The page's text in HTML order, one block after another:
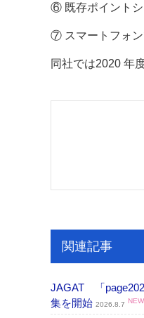
⑥ 既存ポイントシ
⑦ スマートフォ
同社では2020 年
関連記事
JAGAT 「
集を開始 2026.8.7 NEW